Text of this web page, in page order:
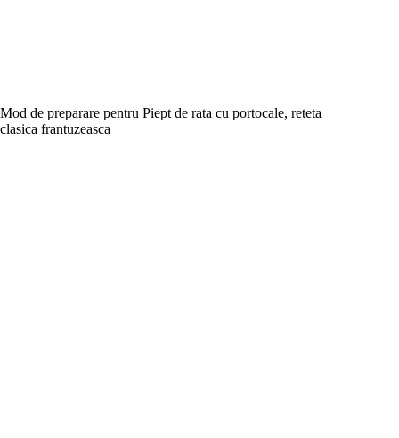
Mod de preparare pentru Piept de rata cu portocale, reteta
clasica frantuzeasca